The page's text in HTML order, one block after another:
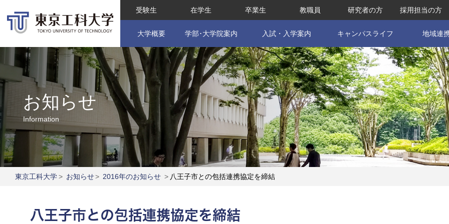
受験生 在学生 卒業生 教職員 研究者の方 採用担当の方
大学概要 学部･大学院案内 入試・入学案内 キャンパスライフ 地域連
お知らせ
Information
東京工科大学> お知らせ> 2016年のお知らせ > 八王子市との包括連携協定を締結
八王子市との包括連携協定を締結